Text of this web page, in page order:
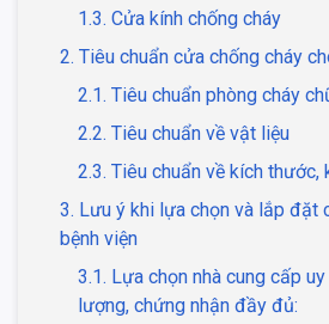
1.3. Cửa kính chống cháy
2. Tiêu chuẩn cửa chống cháy
2.1. Tiêu chuẩn phòng cháy
2.2. Tiêu chuẩn về vật liệu
2.3. Tiêu chuẩn về kích thước,
3. Lưu ý khi lựa chọn và lắp đặt
bệnh viện
3.1. Lựa chọn nhà cung cấp
lượng, chứng nhận đầy đủ: